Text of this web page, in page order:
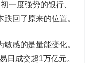
一度强势的银行、
回了原来的位置。
感的是量能变化。
日成交超1万亿元。